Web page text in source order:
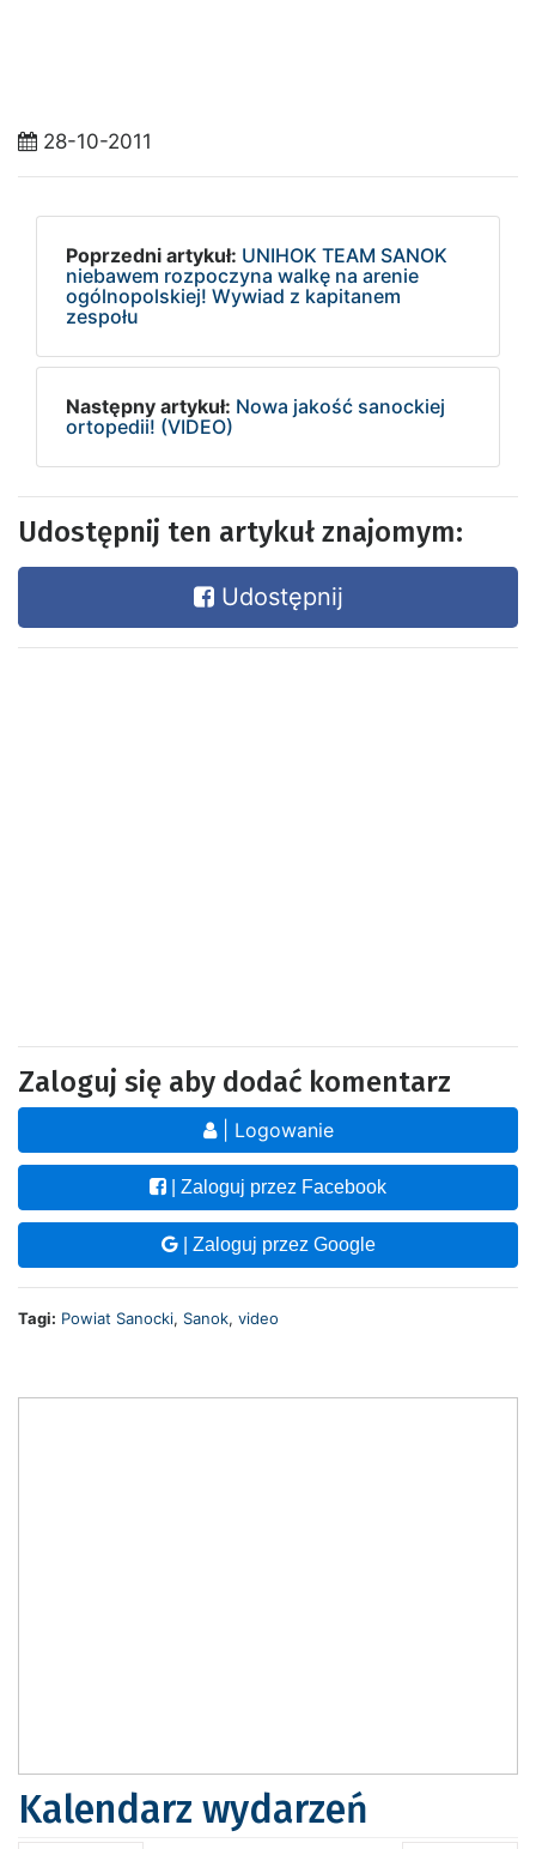
28-10-2011
Poprzedni artykuł: UNIHOK TEAM SANOK
niebawem rozpoczyna walkę na arenie
ogólnopolskiej! Wywiad z kapitanem
zespołu
Następny artykuł: Nowa jakość sanockiej
ortopedii! (VIDEO)
Udostępnij ten artykuł znajomym:
Udostępnij
Zaloguj się aby dodać komentarz
| Logowanie
| Zaloguj przez Facebook
| Zaloguj przez Google
Tagi: Powiat Sanocki, Sanok, video
Kalendarz wydarzeń